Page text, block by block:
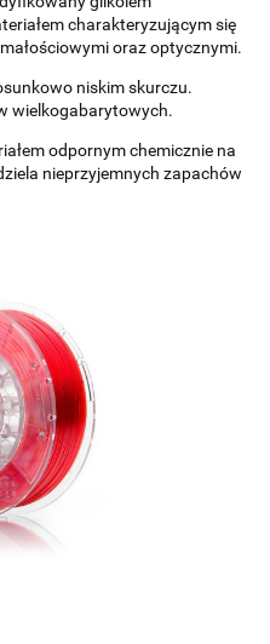
charakteryzującym się
oraz optycznymi.
niskim skurczu.
wielkogabarytowych.
odpornym chemicznie na
nieprzyjemnych zapachów